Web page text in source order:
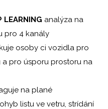
LEARNING analýza na
pro 4 kanály
osoby ci vozidla pro
pro úsporu prostoru na
na plané
listu ve vetru, strídání